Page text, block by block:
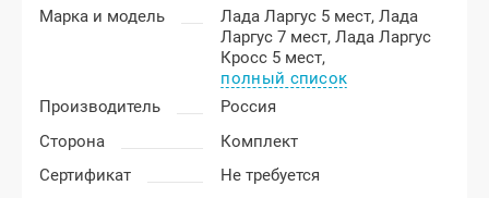
Марка и модель
Лада Ларгус 5 мест,Лада
Ларгус 7 мест,Лада Ларгус
Кросс 5 мест,
полный список
Производитель
Россия
Сторона
Комплект
Сертификат
Не требуется